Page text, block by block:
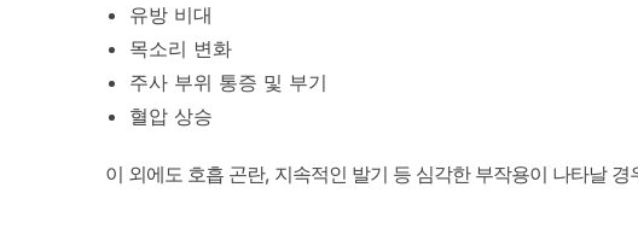
유방 비대
목소리 변화
주사 부위 통증 및 부기
혈압 상승
이 외에도 호흡 곤란, 지속적인 발기 등 심각한 부작용이 나타날